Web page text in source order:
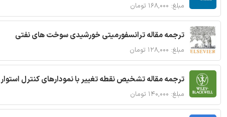
مبلغ: ۱۶۸,۰۰۰ تومان
ترجمه مقاله ترانسفورمیتی خورشیدی سوخت های نفتی
مبلغ: ۱۲۸,۰۰۰ تومان
ترجمه مقاله تشخیص نقطه تغییر با نمودارهای کنترل استوار
مبلغ: ۱۴۰,۰۰۰ تومان